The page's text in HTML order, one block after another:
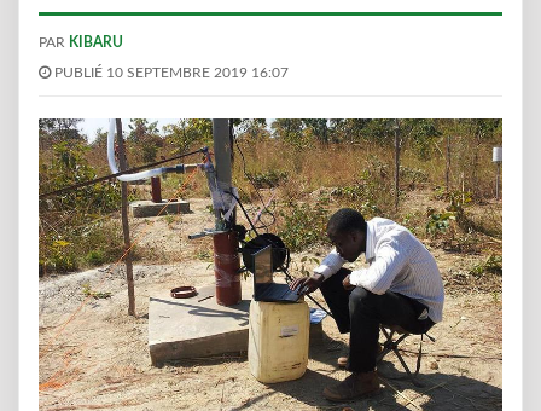
PAR KIBARU
PUBLIÉ 10 SEPTEMBRE 2019 16:07